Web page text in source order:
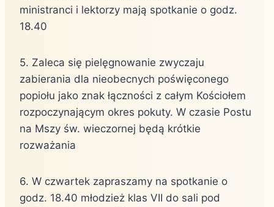
ministranci i lektorzy mają spotkanie o godz.
18.40
5. Zaleca się pielęgnowanie zwyczaju
zabierania dla nieobecnych poświęconego
popiołu jako znak łączności z całym Kościołem
rozpoczynającym okres pokuty. W czasie Postu
na Mszy św. wieczornej będą krótkie
rozważania
6. W czwartek zapraszamy na spotkanie o
godz. 18.40 młodzież klas VII do sali pod